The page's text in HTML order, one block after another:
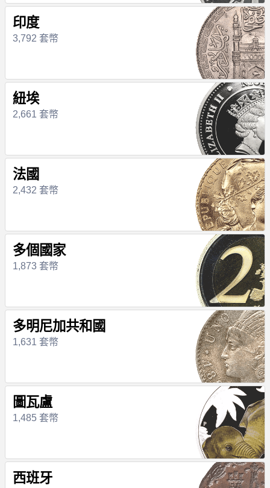
印度
3,792 套幣
紐埃
2,661 套幣
法國
2,432 套幣
多個國家
1,873 套幣
多明尼加共和國
1,631 套幣
圖瓦盧
1,485 套幣
西班牙